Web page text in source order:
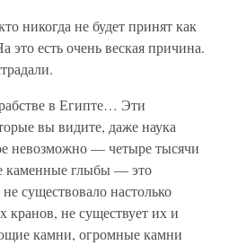
никогда не будет принят как
есть очень веская причина.
в Египте… Эти
вы видите, даже наука
невозможно — четыре тысячи
каменные глыбы — это
существовало настолько
не существует их и
камни, огромные камни